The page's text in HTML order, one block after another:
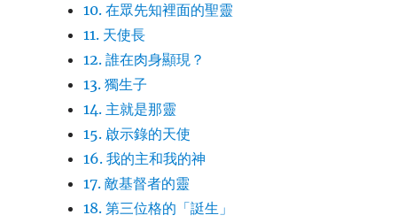
10. 在眾先知裡面的聖靈
11. 天使長
12. 誰在肉身顯現？
13. 獨生子
14. 主就是那靈
15. 啟示錄的天使
16. 我的主和我的神
17. 敵基督者的靈
18. 第三位格的「誔生」